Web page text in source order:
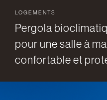
LOGEMENTS
Pergola
pour une salle à
confortable et